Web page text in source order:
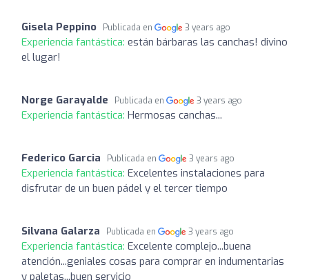
Gisela Peppino Publicada en 3 years ago
Experiencia fantástica: están bárbaras las canchas! divino
el lugar!
Norge Garayalde Publicada en 3 years ago
Experiencia fantástica: Hermosas canchas...
Federico Garcia Publicada en 3 years ago
Experiencia fantástica: Excelentes instalaciones para
disfrutar de un buen pádel y el tercer tiempo
Silvana Galarza Publicada en 3 years ago
Experiencia fantástica: Excelente complejo...buena
atención...geniales cosas para comprar en indumentarias
y paletas...buen servicio